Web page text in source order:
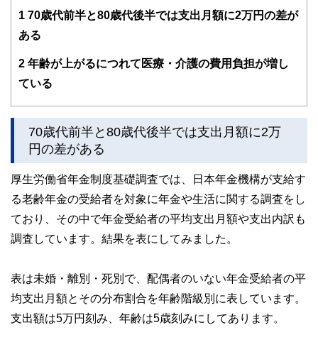
サルティング営業を経験。2002年からファイナンシャルプ
http://www.ifp.cc/
1 70歳代前半と80歳代後半では支出月額に2万円の差が
ある
2 年齢が上がるにつれて医療・介護の費用負担が増し
ている
70歳代前半と80歳代後半では支出月額に2万
円の差がある
厚生労働省年金制度基礎調査では、日本年金機構が支給す
る老齢年金の受給者を対象に年金や生活に関する調査をし
ており、その中で年金受給者の平均支出月額や支出内訳も
調査しています。結果を表にしてみました。
表は未婚・離別・死別で、配偶者のいない年金受給者の平
均支出月額とその分布割合を年齢階級別に表しています。
支出額は5万円刻み、年齢は5歳刻みにしてあります。